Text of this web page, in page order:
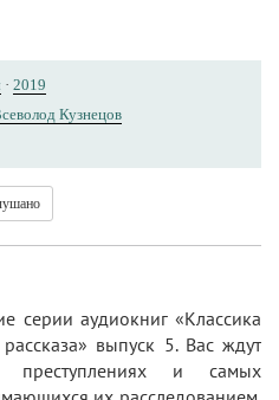
· 2019
Кузнецов
серии аудиокниг «Классика
выпуск 5. Вас ждут
преступлениях и самых